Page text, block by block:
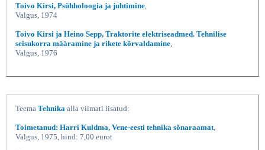
Toivo Kirsi, Psühholoogia ja juhtimine
Valgus, 1974
Toivo Kirsi ja Heino Sepp, Traktorite elektriseadmed. Tehnilise
seisukorra määramine ja rikete kõrvaldamine
Valgus, 1976
Teema Tehnika alla viimati lisatud:
Toimetanud: Harri Kuldma, Vene-eesti tehnika sõnaraamat
Valgus, 1975, hind: 7,00 eurot